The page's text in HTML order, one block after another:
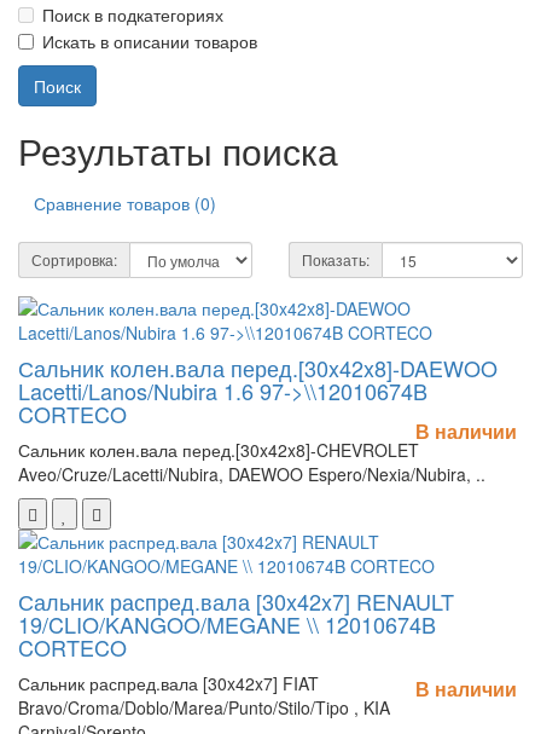
Поиск в подкатегориях
Искать в описании товаров
Результаты поиска
Сравнение товаров (0)
Сортировка: Показать:
Сальник колен.вала перед.[30x42x8]-DAEWOO
Lacetti/Lanos/Nubira 1.6 97->\\12010674B
CORTECO
Сальник колен.вала перед.[30x42x8]-CHEVROLET
Aveo/Cruze/Lacetti/Nubira, DAEWOO Espero/Nexia/Nubira, ..
В наличии
Сальник распред.вала [30x42x7] RENAULT
19/CLIO/KANGOO/MEGANE \\ 12010674B
CORTECO
Сальник распред.вала [30x42x7] FIAT
Bravo/Croma/Doblo/Marea/Punto/Stilo/Tipo , KIA
В наличии